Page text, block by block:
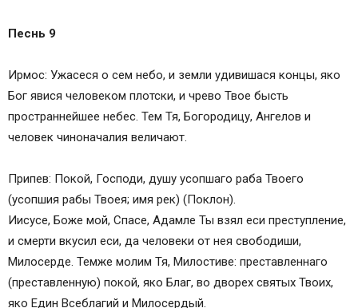
Песнь 9
Ирмос: Ужасеся о сем небо, и земли удивишася концы, яко
Бог явися человеком плотски, и чрево Твое бысть
пространнейшее небес. Тем Тя, Богородицу, Ангелов и
человек чиноначалия величают.
Припев: Покой, Господи, душу усопшаго раба Твоего
(усопшия рабы Твоея; имя рек) (Поклон).
Иисусе, Боже мой, Спасе, Адамле Ты взял еси преступление,
и смерти вкусил еси, да человеки от нея свободиши,
Милосерде. Темже молим Тя, Милостиве: преставленнаго
(преставленную) покой, яко Благ, во дворех святых Твоих,
яко Един Всеблагий и Милосердый.